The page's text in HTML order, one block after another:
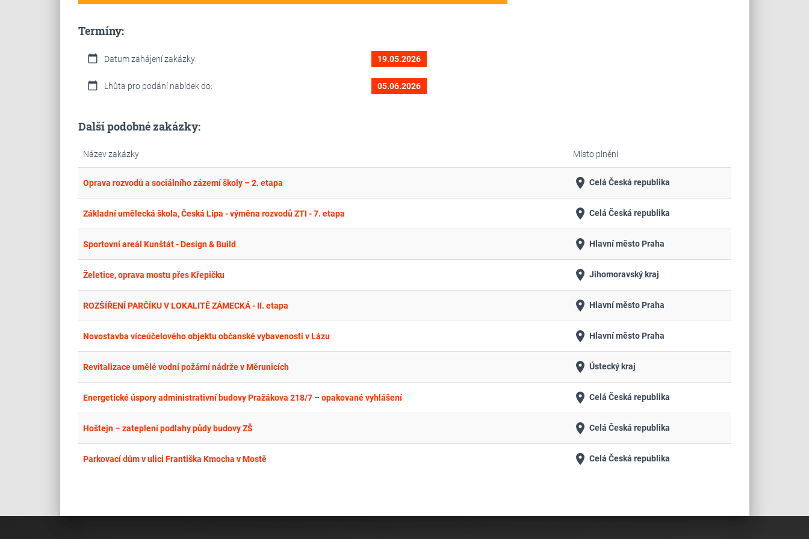
Termíny:
calendar_today Datum zahájení zakázky: 19.05.2026
calendar_today Lhůta pro podání nabídek do: 05.06.2026
Další podobné zakázky:
Název zakázky Místo plnění
Oprava rozvodů a sociálního zázemí školy – 2. etapa place Celá Česká republika
Základní umělecká škola, Česká Lípa - výměna rozvodů ZTI - 7. etapa place Celá Česká republika
Sportovní areál Kunštát - Design & Build place Hlavní město Praha
Želetice, oprava mostu přes Křepičku place Jihomoravský kraj
ROZŠÍŘENÍ PARČÍKU V LOKALITĚ ZÁMECKÁ - II. etapa place Hlavní město Praha
Novostavba víceúčelového objektu občanské vybavenosti v Lázu place Hlavní město Praha
Revitalizace umělé vodní požární nádrže v Měrunicích place Ústecký kraj
Energetické úspory administrativní budovy Pražákova 218/7 – opakované vyhlášení place Celá Česká republika
Hoštejn – zateplení podlahy půdy budovy ZŠ place Celá Česká republika
Parkovací dům v ulici Františka Kmocha v Mostě place Celá Česká republika